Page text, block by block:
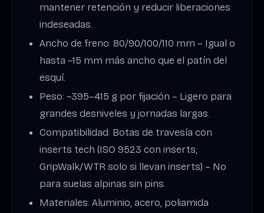
mantener retención y reducir liberaciones
indeseadas.
Ancho de freno: 80/90/100/110 mm – Igual o
hasta ~15 mm más ancho que el patín del
esquí.
Peso: ~395–415 g por fijación – Ligero para
grandes desniveles y jornadas largas.
Compatibilidad: Botas de travesía con
inserts tech (ISO 9523 con inserts;
GripWalk/WTR solo si llevan inserts) – No
para suelas alpinas sin pins.
Materiales: Aluminio, acero, poliamida